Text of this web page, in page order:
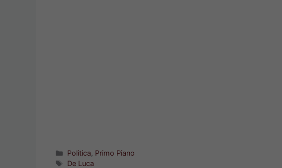
Categorie
Politica, Primo Piano
Tag
De Luca